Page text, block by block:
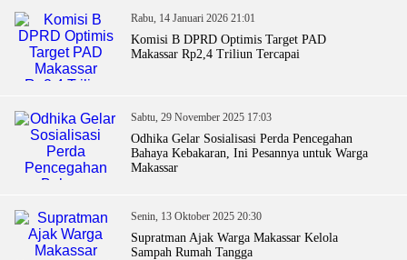
Rabu, 14 Januari 2026 21:01
Komisi B DPRD Optimis Target PAD
Makassar Rp2,4 Triliun Tercapai
Sabtu, 29 November 2025 17:03
Odhika Gelar Sosialisasi Perda Pencegahan
Bahaya Kebakaran, Ini Pesannya untuk Warga
Makassar
Senin, 13 Oktober 2025 20:30
Supratman Ajak Warga Makassar Kelola
Sampah Rumah Tangga